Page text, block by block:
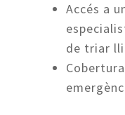
Accés a
de triar